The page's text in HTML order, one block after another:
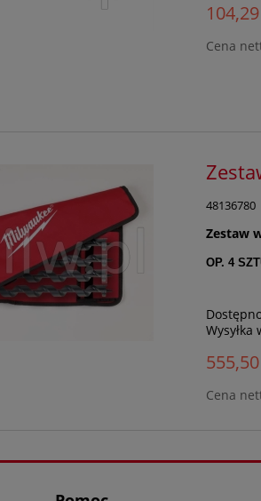
104,29
Cena
48136780
Zestaw
OP. 4
Wysyłka
555,50
Cena